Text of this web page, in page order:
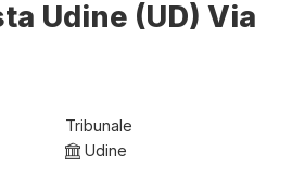
Udine (UD) Via
Tribunale
Udine